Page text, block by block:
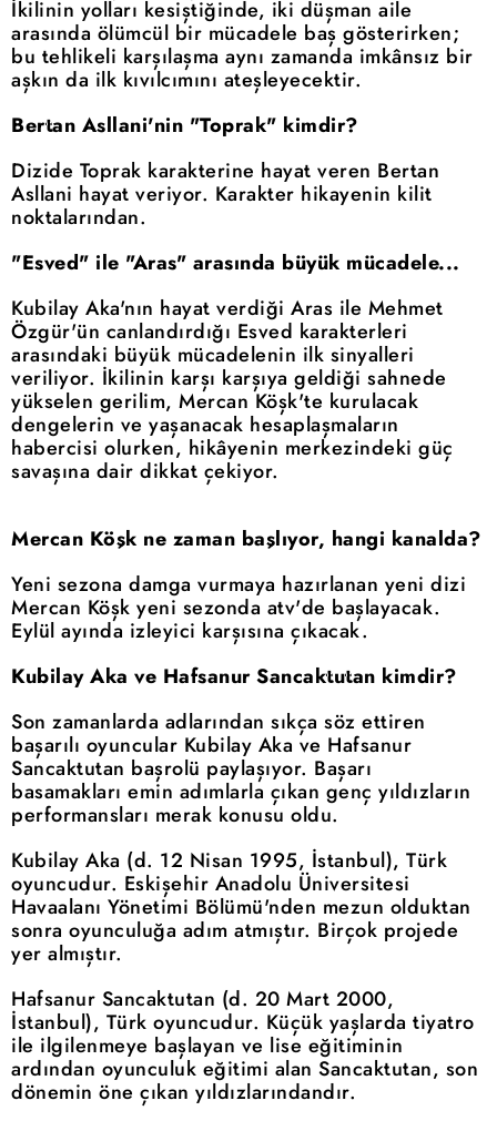
İkilinin yolları kesiştiğinde, iki düşman aile
arasında ölümcül bir mücadele baş gösterirken;
bu tehlikeli karşılaşma aynı zamanda imkânsız bir
aşkın da ilk kıvılcımını ateşleyecektir.
Bertan Asllani'nin "Toprak" kimdir?
Dizide Toprak karakterine hayat veren Bertan
Asllani hayat veriyor. Karakter hikayenin kilit
noktalarından.
"Esved" ile "Aras" arasında büyük mücadele...
Kubilay Aka'nın hayat verdiği Aras ile Mehmet
Özgür'ün canlandırdığı Esved karakterleri
arasındaki büyük mücadelenin ilk sinyalleri
veriliyor. İkilinin karşı karşıya geldiği sahnede
yükselen gerilim, Mercan Köşk'te kurulacak
dengelerin ve yaşanacak hesaplaşmaların
habercisi olurken, hikâyenin merkezindeki güç
savaşına dair dikkat çekiyor.
Mercan Köşk ne zaman başlıyor, hangi kanalda?
Yeni sezona damga vurmaya hazırlanan yeni dizi
Mercan Köşk yeni sezonda atv'de başlayacak.
Eylül ayında izleyici karşısına çıkacak.
Kubilay Aka ve Hafsanur Sancaktutan kimdir?
Son zamanlarda adlarından sıkça söz ettiren
başarılı oyuncular Kubilay Aka ve Hafsanur
Sancaktutan başrolü paylaşıyor. Başarı
basamakları emin adımlarla çıkan genç yıldızların
performansları merak konusu oldu.
Kubilay Aka (d. 12 Nisan 1995, İstanbul), Türk
oyuncudur. Eskişehir Anadolu Üniversitesi
Havaalanı Yönetimi Bölümü'nden mezun olduktan
sonra oyunculuğa adım atmıştır. Birçok projede
yer almıştır.
Hafsanur Sancaktutan (d. 20 Mart 2000,
İstanbul), Türk oyuncudur. Küçük yaşlarda tiyatro
ile ilgilenmeye başlayan ve lise eğitiminin
ardından oyunculuk eğitimi alan Sancaktutan, son
dönemin öne çıkan yıldızlarındandır.